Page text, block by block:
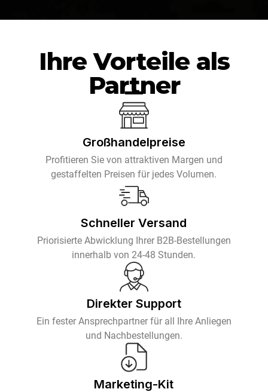
Ihre Vorteile als
Partner
Großhandelpreise
Profitieren Sie von attraktiven Margen und
gestaffelten Preisen für jedes Volumen.
Schneller Versand
Priorisierte Abwicklung Ihrer B2B-Bestellungen
innerhalb von 24-48 Stunden.
Direkter Support
Ein fester Ansprechpartner für all Ihre Anliegen
und Nachbestellungen.
Marketing-Kit